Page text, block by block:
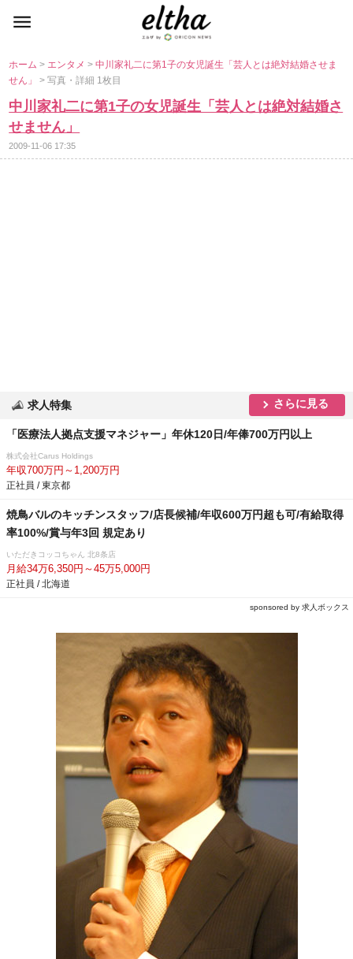
ホーム> エンタメ>中川家礼二に第1子の女児誕生「芸人とは絶対結婚させま
せん」> 写真・詳細 1枚目
中川家礼二に第1子の女児誕生「芸人とは絶対結婚さ
せません」
2009-11-06 17:35
求人特集 さらに見る
「医療法人拠点支援マネジャー」年休120日/年俸700万円以上
株式会社Carus Holdings
年収700万円～1,200万円
正社員 / 東京都
焼鳥バルのキッチンスタッフ/店長候補/年収600万円超も可/有給取得
率100%/賞与年3回 規定あり
いただきコッコちゃん 北8条店
月給34万6,350円～45万5,000円
正社員 / 北海道
sponsored by 求人ボックス